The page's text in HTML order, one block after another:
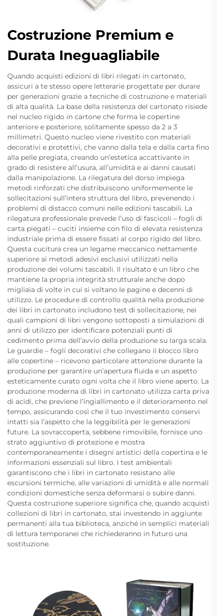
Costruzione Premium e
Durata Ineguagliabile
Quando acquisti edizioni di libri rilegati in cartonato,
assicuri a te stesso opere letterarie progettate per durare
per generazioni grazie a tecniche di costruzione e materiali
di alta qualità. La base della resistenza del cartonato risiede
nel nucleo rigido in cartone che forma le copertine
anteriore e posteriore, solitamente spesso da 2 a 3
millimetri. Questo nucleo viene rivestito con materiali
decorativi e protettivi, che vanno dalla tela e dalla carta fino
alla pelle pregiata, creando un’estetica accattivante in
grado di resistere all’usura, all’umidità e ai danni causati
dalla manipolazione. La rilegatura del dorso impiega
metodi rinforzati che distribuiscono uniformemente le
sollecitazioni sull’intera struttura del libro, prevenendo i
problemi di distacco comuni nelle edizioni tascabili. La
rilegatura professionale prevede l’uso di fascicoli – fogli di
carta piegati – cuciti insieme con filo di elevata resistenza
industriale prima di essere fissati al corpo rigido del libro.
Questa cucitura crea un legame meccanico nettamente
superiore ai metodi adesivi esclusivi utilizzati nella
produzione dei volumi tascabili. Il risultato è un libro che
mantiene la propria integrità strutturale anche dopo
migliaia di volte in cui si voltano le pagine e decenni di
utilizzo. Le procedure di controllo qualità nella produzione
dei libri in cartonato includono test di sollecitazione, nei
quali campioni di libri vengono sottoposti a simulazioni di
anni di utilizzo per identificare potenziali punti di
cedimento prima dell’avvio della produzione su larga scala.
Le guardie – fogli decorativi che collegano il blocco libro
alle copertine – ricevono particolare attenzione durante la
produzione per garantire un’apertura fluida e un aspetto
esteticamente curato ogni volta che il libro viene aperto. La
produzione moderna di libri in cartonato utilizza carta priva
di acidi, che previene l’ingiallimento e il deterioramento nel
tempo, assicurando così che il tuo investimento conservi
intatti sia l’aspetto che la leggibilità per le generazioni
future. La sovraccoperta, sebbene rimovibile, fornisce uno
strato aggiuntivo di protezione e mostra
contemporaneamente i disegni artistici della copertina e le
informazioni essenziali sul libro. I test ambientali
garantiscono che i libri in cartonato resistano alle
escursioni termiche, alle variazioni di umidità e alle normali
condizioni domestiche senza deformarsi o subire danni.
Questa costruzione superiore significa che, quando acquisti
collezioni di libri in cartonato, stai investendo in aggiunte
permanenti alla tua biblioteca, anziché in semplici materiali
di lettura temporanei che richiederanno in futuro una
sostituzione.